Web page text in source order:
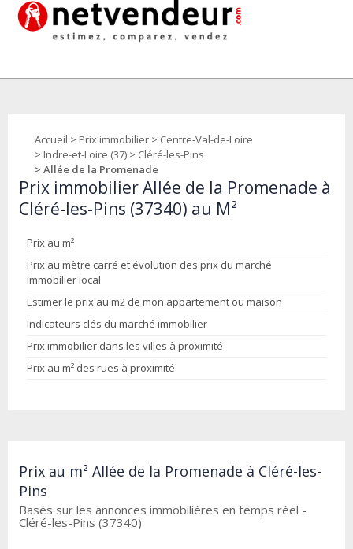
Accueil > Prix immobilier > Centre-Val-de-Loire
> Indre-et-Loire (37) > Cléré-les-Pins
> Allée de la Promenade
Prix immobilier Allée de la Promenade à
Cléré-les-Pins (37340) au M²
Prix au m²
Prix au mètre carré et évolution des prix du marché
immobilier local
Estimer le prix au m2 de mon appartement ou maison
Indicateurs clés du marché immobilier
Prix immobilier dans les villes à proximité
Prix au m² des rues à proximité
Prix au m² Allée de la Promenade à Cléré-les-
Pins
Basés sur les annonces immobilières en temps réel -
Cléré-les-Pins (37340)